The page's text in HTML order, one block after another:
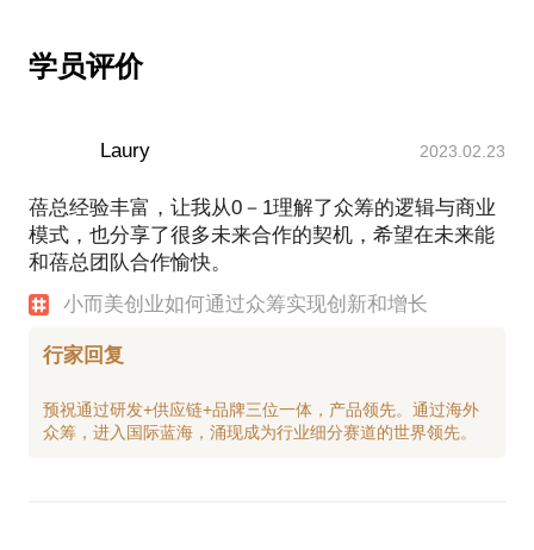
3、参与创建光谷创意产业基地，担任运营管理中心主
5、创设了“乡建众筹”乡村振兴共建模式
部、湖北省住建厅指导，湖北省村镇建设协会等机构
联合主办的“乡贤论坛”，作为嘉宾做主题演讲《用众
筹保护原产地农产品和非物质文化遗产》和《从乡愁
6、武汉市旅游民宿协会导师团成员
【研究和工作领域】
2、文旅项目的策划和运营
3、小而美创业主理人的创新和增长教练
学员评价
Laury 2023.02.23
蓓总经验丰富，让我从0－1理解了众筹的逻辑与商业
模式，也分享了很多未来合作的契机，希望在未来能
和蓓总团队合作愉快。
小而美创业如何通过众筹实现创新和增长
行家回复
预祝通过研发+供应链+品牌三位一体，产品领先。通过海外